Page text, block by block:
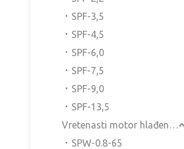
SPF-3,5
SPF-4,5
SPF-6,0
SPF-7,5
SPF-9,0
SPF-13,5
Vretenasti motor hlađen vodom
SPW-0.8-65